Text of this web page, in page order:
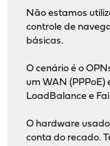
Não estamos
controle de
básicas.
O cenário é o
um WAN (PPPoE)
LoadBalance e
O hardware
conta do recado.